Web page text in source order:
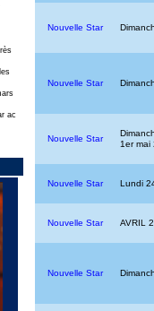
ac
Nouvelle Star
Nouvelle Star
Nouvelle Star
1er mai
Nouvelle Star Lundi
Nouvelle Star AVRIL
Nouvelle Star